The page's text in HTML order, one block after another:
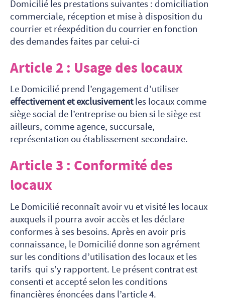
Domicilié les prestations suivantes : domiciliation
commerciale, réception et mise à disposition du
courrier et réexpédition du courrier en fonction
des demandes faites par celui-ci
Article 2 : Usage des locaux
Le Domicilié prend l’engagement d’utiliser
effectivement et exclusivementles locaux comme
siège social de l’entreprise ou bien si le siège est
ailleurs, comme agence, succursale,
représentation ou établissement secondaire.
Article 3 : Conformité des
locaux
Le Domicilié reconnaît avoir vu et visité les locaux
auxquels il pourra avoir accès et les déclare
conformes à ses besoins. Après en avoir pris
connaissance, le Domicilié donne son agrément
sur les conditions d’utilisation des locaux et les
tarifs qui s’y rapportent. Le présent contrat est
consenti et accepté selon les conditions
financières énoncées dans l’article 4.